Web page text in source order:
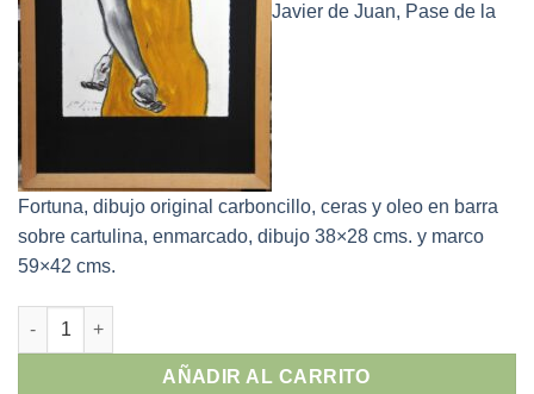
Javier de Juan, Pase de la
Fortuna, dibujo original carboncillo, ceras y oleo en barra
sobre cartulina, enmarcado, dibujo 38×28 cms. y marco
59×42 cms.
Javier de Juan - "Pase de la Fortuna" dibujo original
AÑADIR AL CARRITO